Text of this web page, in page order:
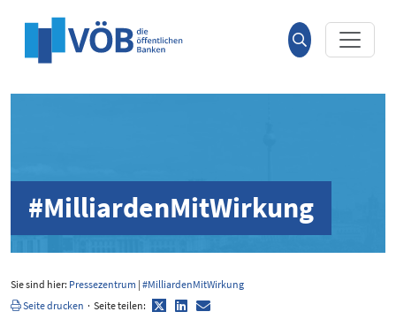
Suche
öffnen
#MilliardenMitWirkung
Sie sind hier: Pressezentrum | #MilliardenMitWirkung
Seite drucken · Seite teilen: TwitterLinkedIn
E-
Mail